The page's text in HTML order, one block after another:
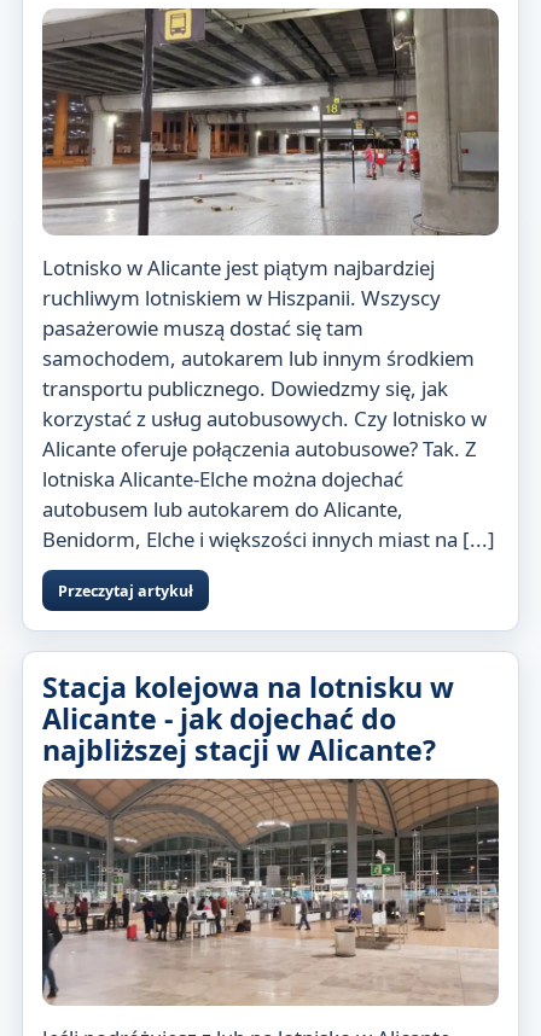
Lotnisko w Alicante jest piątym najbardziej
ruchliwym lotniskiem w Hiszpanii. Wszyscy
pasażerowie muszą dostać się tam
samochodem, autokarem lub innym środkiem
transportu publicznego. Dowiedzmy się, jak
korzystać z usług autobusowych. Czy lotnisko w
Alicante oferuje połączenia autobusowe? Tak. Z
lotniska Alicante-Elche można dojechać
autobusem lub autokarem do Alicante,
Benidorm, Elche i większości innych miast na [...]
Przeczytaj artykuł
Stacja kolejowa na lotnisku w
Alicante - jak dojechać do
najbliższej stacji w Alicante?